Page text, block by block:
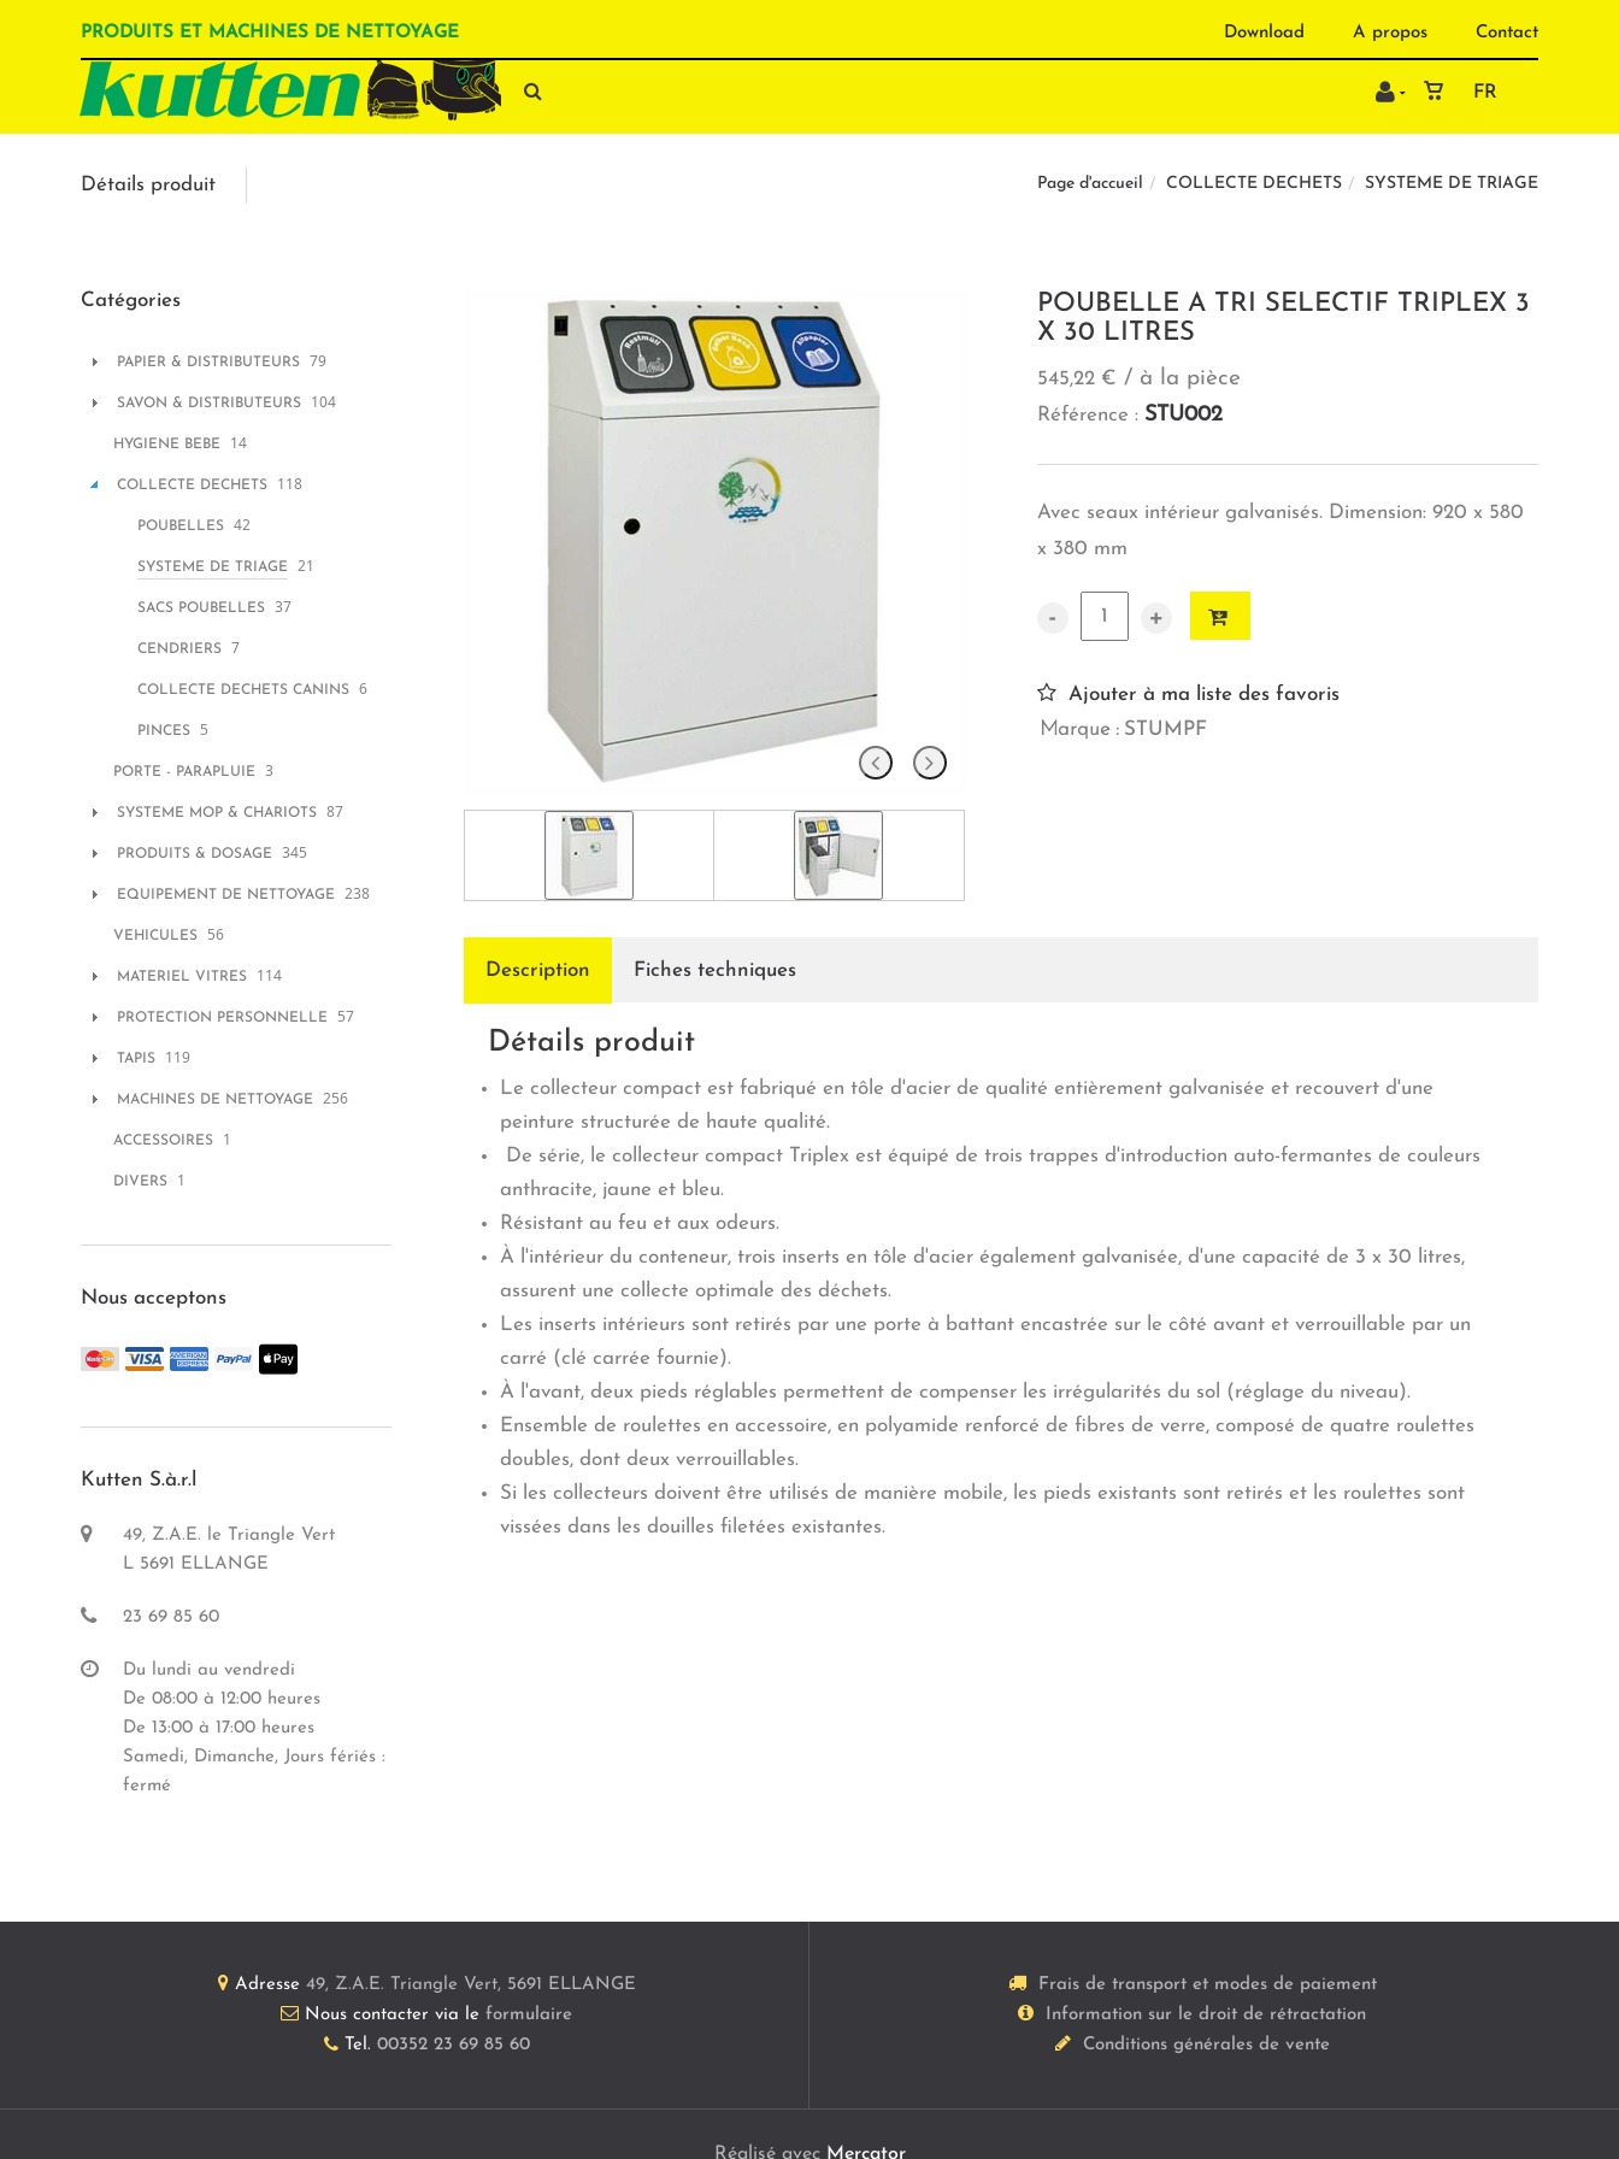
Download A propos Contact
PRODUITS ET MACHINES DE NETTOYAGE
FR
Détails produit Page d'accueil COLLECTE DECHETS SYSTEME DE TRIAGE
POUBELLE A TRI SELECTIF TRIPLEX 3
X 30 LITRES
545,22 € / à la pièce
Référence : STU002
Avec seaux intérieur galvanisés. Dimension: 920 x 580
x 380 mm
- +
Ajouter à ma liste des favoris
Marque : STUMPF
Description Fiches techniques
Détails produit
Le collecteur compact est fabriqué en tôle d'acier de qualité entièrement galvanisée et recouvert d'une
peinture structurée de haute qualité.
De série, le collecteur compact Triplex est équipé de trois trappes d'introduction auto-fermantes de couleurs
anthracite, jaune et bleu.
Résistant au feu et aux odeurs.
À l'intérieur du conteneur, trois inserts en tôle d'acier également galvanisée, d'une capacité de 3 x 30 litres,
assurent une collecte optimale des déchets.
Les inserts intérieurs sont retirés par une porte à battant encastrée sur le côté avant et verrouillable par un
carré (clé carrée fournie).
À l'avant, deux pieds réglables permettent de compenser les irrégularités du sol (réglage du niveau).
Ensemble de roulettes en accessoire, en polyamide renforcé de fibres de verre, composé de quatre roulettes
doubles, dont deux verrouillables.
Si les collecteurs doivent être utilisés de manière mobile, les pieds existants sont retirés et les roulettes sont
vissées dans les douilles filetées existantes.
Catégories
PAPIER & DISTRIBUTEURS 79
SAVON & DISTRIBUTEURS 104
HYGIENE BEBE 14
COLLECTE DECHETS 118
POUBELLES 42
SYSTEME DE TRIAGE 21
SACS POUBELLES 37
CENDRIERS 7
COLLECTE DECHETS CANINS 6
PINCES 5
PORTE - PARAPLUIE 3
SYSTEME MOP & CHARIOTS 87
PRODUITS & DOSAGE 345
EQUIPEMENT DE NETTOYAGE 238
VEHICULES 56
MATERIEL VITRES 114
PROTECTION PERSONNELLE 57
TAPIS 119
MACHINES DE NETTOYAGE 256
ACCESSOIRES 1
DIVERS 1
Nous acceptons
Kutten S.à.r.l
49, Z.A.E. le Triangle Vert
L 5691 ELLANGE
23 69 85 60
Du lundi au vendredi
De 08:00 à 12:00 heures
De 13:00 à 17:00 heures
Samedi, Dimanche, Jours fériés :
fermé
Adresse 49, Z.A.E. Triangle Vert, 5691 ELLANGE
Nous contacter via le formulaire
Tel. 00352 23 69 85 60
Frais de transport et modes de paiement
Information sur le droit de rétractation
Conditions générales de vente
Réalisé avec Mercator